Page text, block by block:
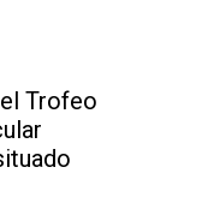
Trofeo